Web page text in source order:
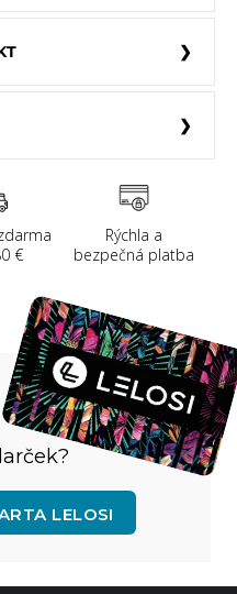
€
Rýchla a
bezpečná platba
LELOSI